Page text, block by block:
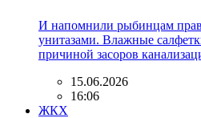
И напомнили рыбинцам
унитазами. Влажные
причиной засоров
15.06.2026
16:06
ЖКХ